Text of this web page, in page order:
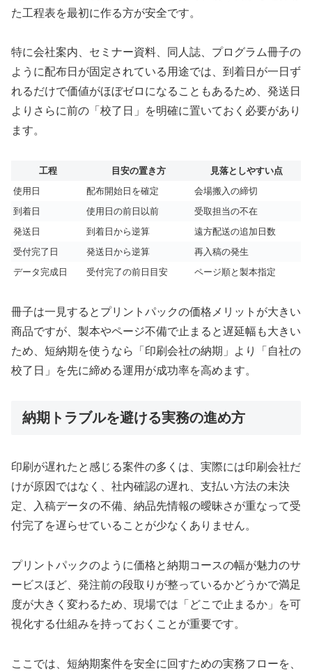
た工程表を最初に作る方が安全です。
特に会社案内、セミナー資料、同人誌、プログラム冊子の
ように配布日が固定されている用途では、到着日が一日ず
れるだけで価値がほぼゼロになることもあるため、発送日
よりさらに前の「校了日」を明確に置いておく必要があり
ます。
工程 目安の置き方
見落としやすい点
使用日
配布開始日を確定
会場搬入の締切
到着日
使用日の前日以前
受取担当の不在
発送日
到着日から逆算
遠方配送の追加日数
受付完了日
発送日から逆算
再入稿の発生
データ完成日
受付完了の前日目安 ページ順と製本指定
冊子は一見するとプリントパックの価格メリットが大きい
商品ですが、製本やページ不備で止まると遅延幅も大きい
ため、短納期を使うなら「印刷会社の納期」より「自社の
校了日」を先に締める運用が成功率を高めます。
納期トラブルを避ける実務の進め方
印刷が遅れたと感じる案件の多くは、実際には印刷会社だ
けが原因ではなく、社内確認の遅れ、支払い方法の未決
定、入稿データの不備、納品先情報の曖昧さが重なって受
付完了を遅らせていることが少なくありません。
プリントパックのように価格と納期コースの幅が魅力のサ
ービスほど、発注前の段取りが整っているかどうかで満足
度が大きく変わるため、現場では「どこで止まるか」を可
視化する仕組みを持っておくことが重要です。
ここでは、短納期案件を安全に回すための実務フローを、